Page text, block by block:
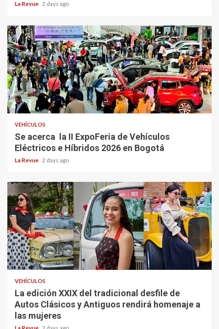
La Revue 2 days ago
VEHÍCULOS
Se acerca la II ExpoFeria de Vehículos
Eléctricos e Híbridos 2026 en Bogotá
La Revue 2 days ago
VEHÍCULOS
La edición XXIX del tradicional desfile de
Autos Clásicos y Antiguos rendirá homenaje a
las mujeres